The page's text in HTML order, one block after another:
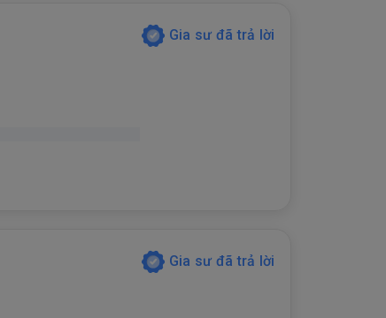
Gia sư đã trả lời
Gia sư đã trả lời